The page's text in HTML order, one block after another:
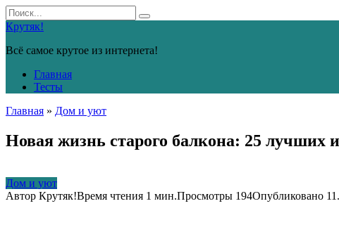
Перейти
к
контенту
Search
for:
Крутяк!
Всё самое крутое из интернета!
Главная
Тесты
Главная » Дом и уют
Новая жизнь старого балкона: 25 лучших
Дом и уют
Автор Крутяк!Время чтения 1 мин.Просмотры 194Опубликовано